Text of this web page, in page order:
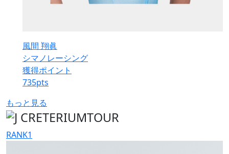
風間 翔眞
シマノレーシング
獲得ポイント
735pts
もっと見る
RANK1